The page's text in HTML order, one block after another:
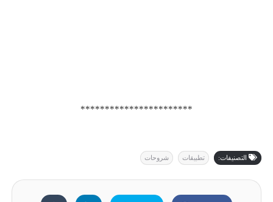
***********************
التصنيفات: تطبيقات شروحات